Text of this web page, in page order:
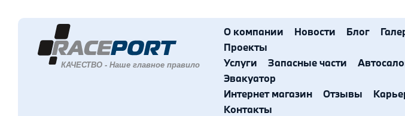
О компании Новости Блог
Проекты
Услуги
Запасные части
Эвакуатор
Интернет магазин
Отзывы
Контакты